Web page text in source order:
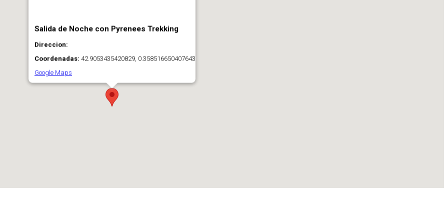
Salida de Noche con Pyrenees Trekking
Direccion:
Coordenadas: 42.9053435420829, 0.358516650407643
Google Maps